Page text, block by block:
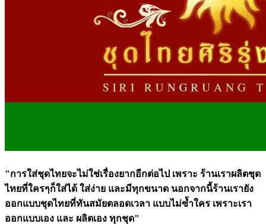
"การใส่ชุดไทยจะไม่ใช่เรื่องยากอีกต่อไป เพราะ ร้านเราผลิตชุด
ไทยที่ใครๆก็ใส่ได้ ใส่ง่าย และมีทุกขนาด นอกจากนี้ร้านเรายัง
ออกแบบชุดไทยที่ทันสมัยตลอดเวลา แบบไม่ซ้ำใคร เพราะเรา
ออกแบบเอง และ ผลิตเอง ทุกชุด"